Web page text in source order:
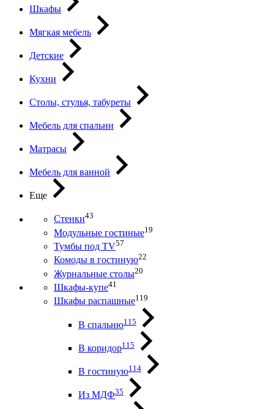
Шкафы
Мягкая мебель
Детские
Кухни
Столы, стулья, табуреты
Мебель для спальни
Матрасы
Мебель для ванной
Еще
Стенки43
Модульные гостиные19
Тумбы под ТV57
Комоды в гостиную22
Журнальные столы20
Шкафы-купе41
Шкафы распашные119
В спальню115
В коридор115
В гостиную114
Из МДФ35